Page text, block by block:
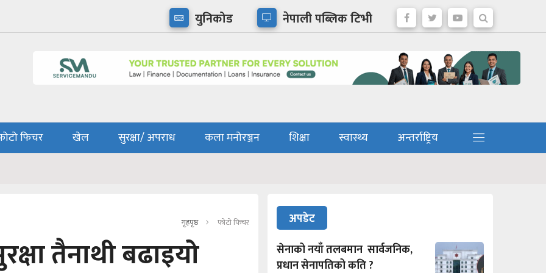
युनिकोड नेपाली पब्लिक टिभी
फिचर खेल सुरक्षा/ अपराध कला मनोरञ्जन शिक्षा स्वास्थ्य
अन्तर्राष्ट्रिय
गृहपृष्ठ फोटो फिचर
तैनाथी बढाइयो
अपडेट
सेनाको नयाँ तलबमान सार्वजनिक,
प्रधान सेनापतिको कति ?